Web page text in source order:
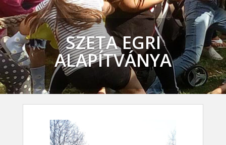
SZETA EGRI
ALAPÍTVÁNYA